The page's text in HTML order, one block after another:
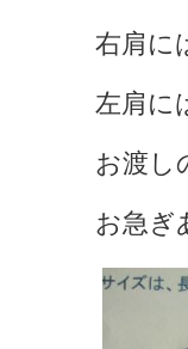
右肩に
左肩に
お渡し
お急ぎ